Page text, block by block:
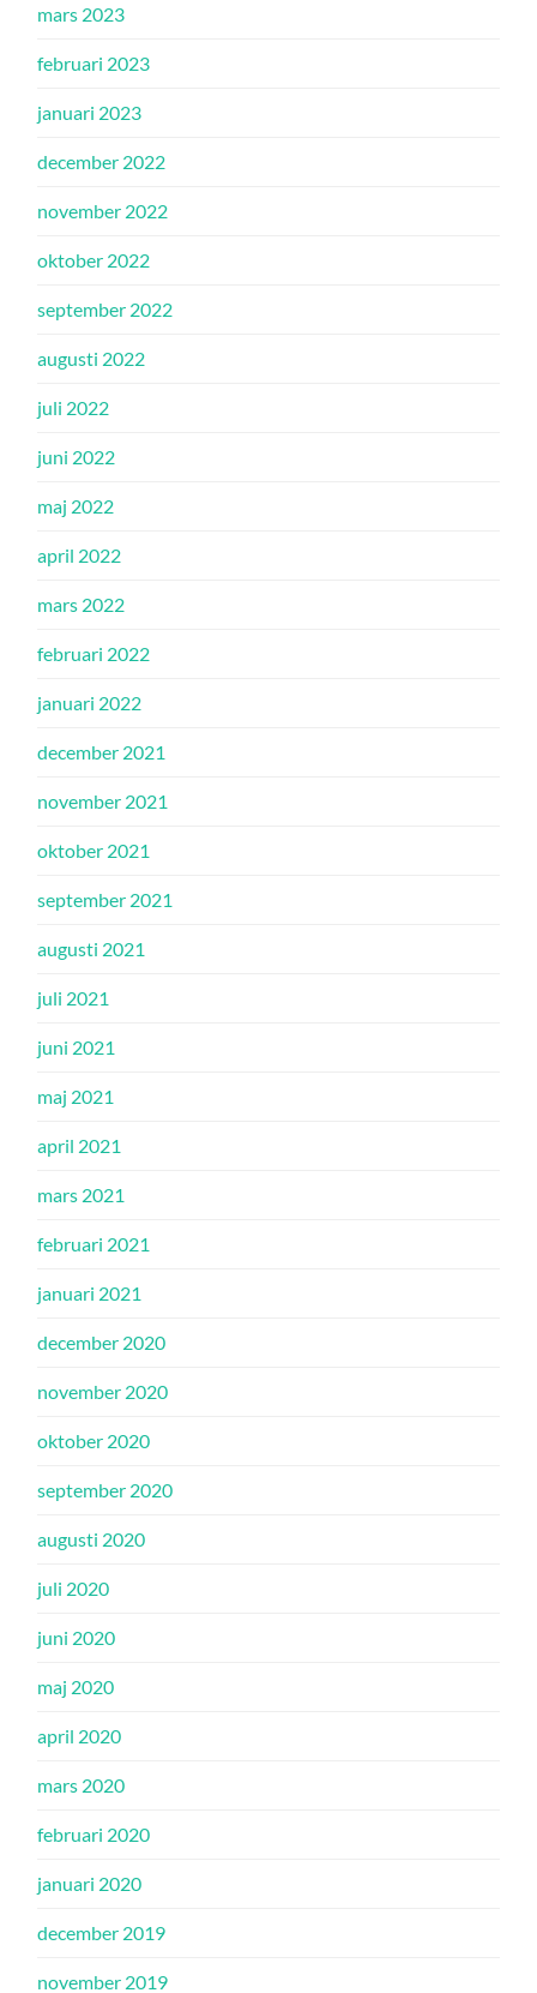
mars 2023
februari 2023
januari 2023
december 2022
november 2022
oktober 2022
september 2022
augusti 2022
juli 2022
juni 2022
maj 2022
april 2022
mars 2022
februari 2022
januari 2022
december 2021
november 2021
oktober 2021
september 2021
augusti 2021
juli 2021
juni 2021
maj 2021
april 2021
mars 2021
februari 2021
januari 2021
december 2020
november 2020
oktober 2020
september 2020
augusti 2020
juli 2020
juni 2020
maj 2020
april 2020
mars 2020
februari 2020
januari 2020
december 2019
november 2019